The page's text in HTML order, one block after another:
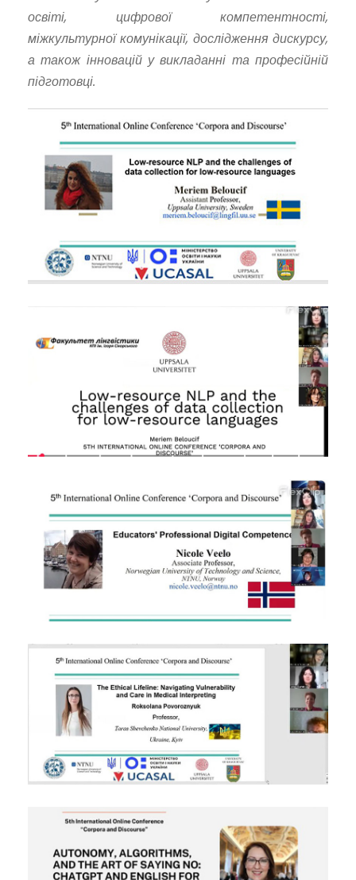
освіті, цифрової компетентності,
міжкультурної комунікації, дослідження дискурсу,
а також інновацій у викладанні та професійній
підготовці.